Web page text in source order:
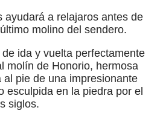
ayudará a relajaros antes de
molino del sendero.
ida y vuelta perfectamente
molín de Honorio, hermosa
pie de una impresionante
esculpida en la piedra por el
siglos.